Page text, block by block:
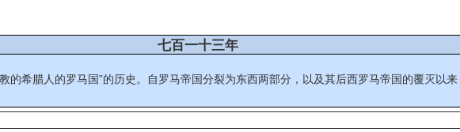
七百一十三年
的希腊人的罗马国”的历史。自罗马帝国分裂为东西两部分，以及其后西罗马帝国的覆灭以